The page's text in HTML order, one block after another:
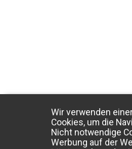
Wir verwenden
Cookies, um die
Nicht notwendige
Werbung auf der